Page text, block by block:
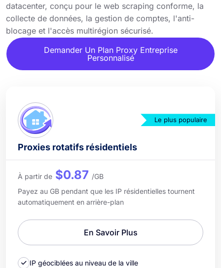
datacenter, conçu pour le web scraping conforme, la
collecte de données, la gestion de comptes, l'anti-
blocage et l'accès multirégion sécurisé.
Demander Un Plan Proxy Entreprise
Personnalisé
Le plus populaire
Proxies rotatifs résidentiels
À partir de $0.87 /GB
Payez au GB pendant que les IP résidentielles tournent
automatiquement en arrière-plan
En Savoir Plus
IP géociblées au niveau de la ville